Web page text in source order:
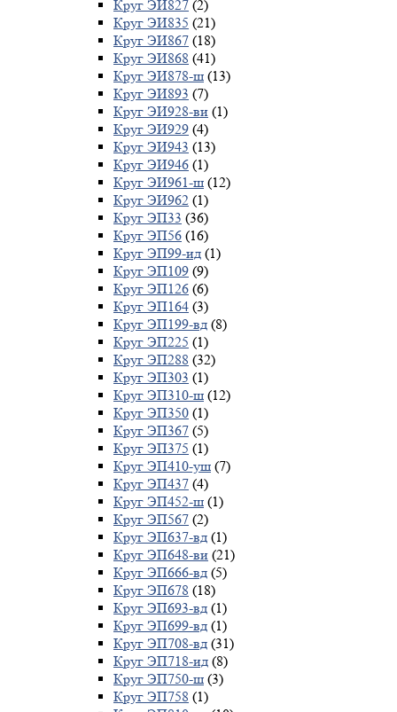
Круг ЭИ827 (2)
Круг ЭИ835 (21)
Круг ЭИ867 (18)
Круг ЭИ868 (41)
Круг ЭИ878-ш (13)
Круг ЭИ893 (7)
Круг ЭИ928-ви (1)
Круг ЭИ929 (4)
Круг ЭИ943 (13)
Круг ЭИ946 (1)
Круг ЭИ961-ш (12)
Круг ЭИ962 (1)
Круг ЭП33 (36)
Круг ЭП56 (16)
Круг ЭП99-ид (1)
Круг ЭП109 (9)
Круг ЭП126 (6)
Круг ЭП164 (3)
Круг ЭП199-вд (8)
Круг ЭП225 (1)
Круг ЭП288 (32)
Круг ЭП303 (1)
Круг ЭП310-ш (12)
Круг ЭП350 (1)
Круг ЭП367 (5)
Круг ЭП375 (1)
Круг ЭП410-уш (7)
Круг ЭП437 (4)
Круг ЭП452-ш (1)
Круг ЭП567 (2)
Круг ЭП637-вд (1)
Круг ЭП648-ви (21)
Круг ЭП666-вд (5)
Круг ЭП678 (18)
Круг ЭП693-вд (1)
Круг ЭП699-вд (1)
Круг ЭП708-вд (31)
Круг ЭП718-ид (8)
Круг ЭП750-ш (3)
Круг ЭП758 (1)